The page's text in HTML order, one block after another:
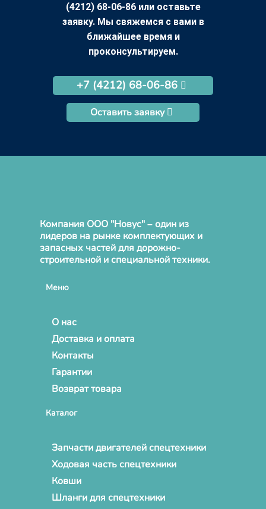
(4212) 68-06-86 или оставьте
заявку. Мы свяжемся с вами в
ближайшее время и
проконсультируем.
+7 (4212) 68-06-86
Оставить заявку
Компания ООО "Новус" – один из
лидеров на рынке комплектующих и
запасных частей для дорожно-
строительной и специальной техники.
Меню
О нас
Доставка и оплата
Контакты
Гарантии
Возврат товара
Каталог
Запчасти двигателей спецтехники
Ходовая часть спецтехники
Ковши
Шланги для спецтехники